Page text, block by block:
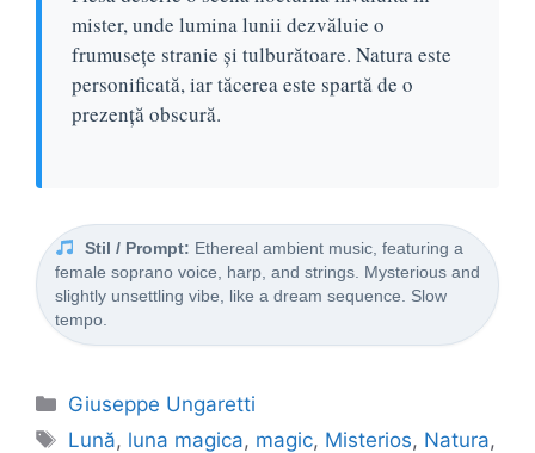
mister, unde lumina lunii dezvăluie o
frumusețe stranie și tulburătoare. Natura este
personificată, iar tăcerea este spartă de o
prezență obscură.
Stil / Prompt: Ethereal ambient music, featuring a
female soprano voice, harp, and strings. Mysterious and
slightly unsettling vibe, like a dream sequence. Slow
tempo.
Categorii
Giuseppe Ungaretti
Etichete
Lună, luna magica, magic, Misterios, Natura,